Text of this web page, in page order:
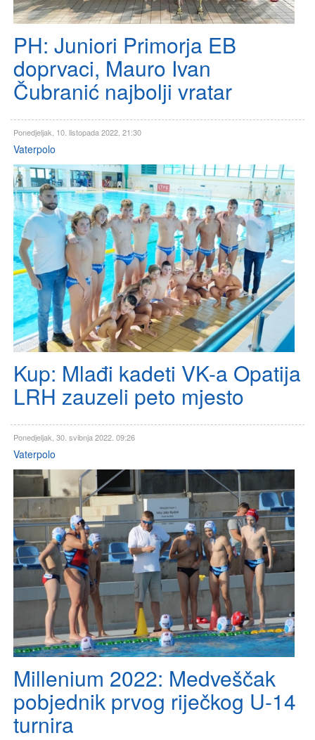
PH: Juniori Primorja EB
doprvaci, Mauro Ivan
Čubranić najbolji vratar
Ponedjeljak, 10. listopada 2022. 21:30
Vaterpolo
Kup: Mlađi kadeti VK-a Opatija
LRH zauzeli peto mjesto
Ponedjeljak, 30. svibnja 2022. 09:26
Vaterpolo
Millenium 2022: Medveščak
pobjednik prvog riječkog U-14
turnira